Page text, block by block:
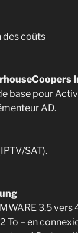
des coûts
base pour
AD.
SAT).
3.5 vers
To – en